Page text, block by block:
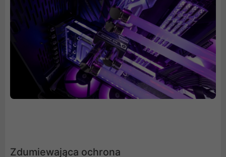
Zdumiewająca ochrona